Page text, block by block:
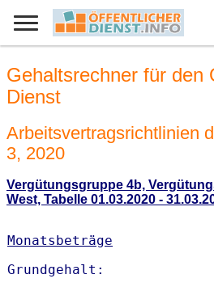
Gehaltsrechner für den
Dienst
Arbeitsvertragsrichtlinien
3, 2020
Vergütungsgruppe 4b,
West, Tabelle 01.03.2020 -
Monatsbeträge